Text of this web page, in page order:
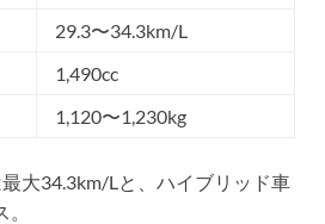
29.3〜34.3km/L
1,490cc
1,120〜1,230kg
最大34.3km/Lと、ハイブリッド車